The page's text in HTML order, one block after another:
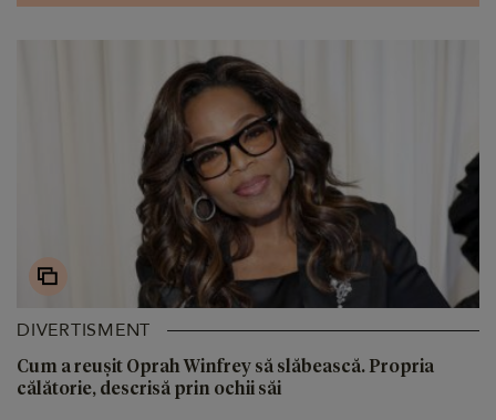
DIVERTISMENT
Cum a reușit Oprah Winfrey să slăbească. Propria
călătorie, descrisă prin ochii săi